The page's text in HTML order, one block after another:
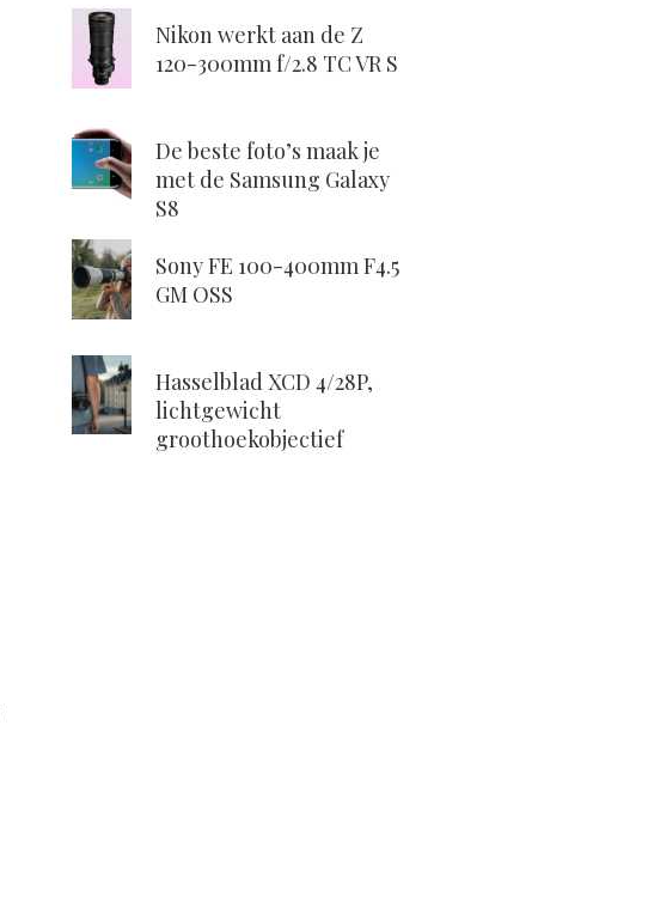
Nikon werkt aan de Z
120-300mm f/2.8 TC VR S
De beste foto’s maak je
met de Samsung Galaxy
S8
Sony FE 100-400mm F4.5
GM OSS
Hasselblad XCD 4/28P,
lichtgewicht
groothoekobjectief